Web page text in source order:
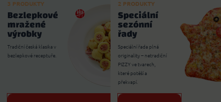
3 PRODUKTY
Bezlepkové
mražené
výrobky
Tradiční česká klasika v
bezlepkové receptuře.
2 PRODUKTY
Speciální
sezónní
řady
Speciální řada plná
originality – netradiční
PIZZY ve tvarech,
které potěší a
překvapí.